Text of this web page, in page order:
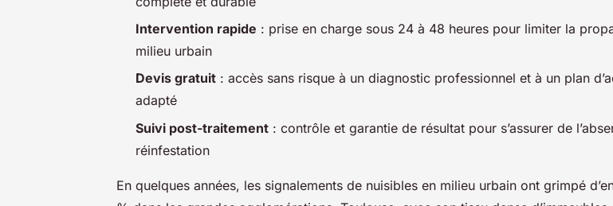
Intervention rapide : prise en charge sous 24 à 48 heures pour limiter la
milieu urbain
Devis gratuit : accès sans risque à un diagnostic professionnel et à un plan
adapté
Suivi post-traitement : contrôle et garantie de résultat pour s’assurer de
réinfestation
En quelques années, les signalements de nuisibles en milieu urbain ont grimpé